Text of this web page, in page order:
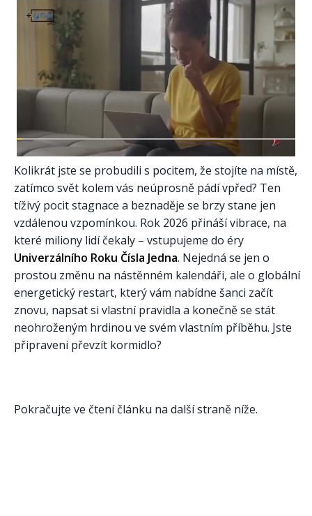
Kolikrát jste se probudili s pocitem, že stojíte na místě,
zatímco svět kolem vás neúprosně pádí vpřed? Ten
tíživý pocit stagnace a beznaděje se brzy stane jen
vzdálenou vzpomínkou. Rok 2026 přináší vibrace, na
které miliony lidí čekaly – vstupujeme do éry
Univerzálního Roku Čísla Jedna. Nejedná se jen o
prostou změnu na nástěnném kalendáři, ale o globální
energetický restart, který vám nabídne šanci začít
znovu, napsat si vlastní pravidla a konečně se stát
neohroženým hrdinou ve svém vlastním příběhu. Jste
připraveni převzít kormidlo?
Pokračujte ve čtení článku na další straně níže.